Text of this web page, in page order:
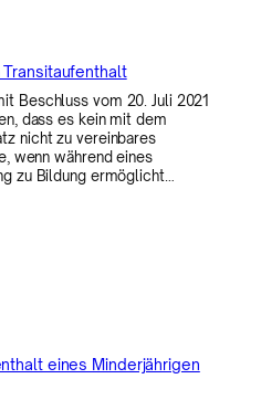
Transitaufenthalt
Beschluss vom 20. Juli 2021
dass es kein mit dem
nicht zu vereinbares
wenn während eines
zu Bildung ermöglicht…
eines Minderjährigen